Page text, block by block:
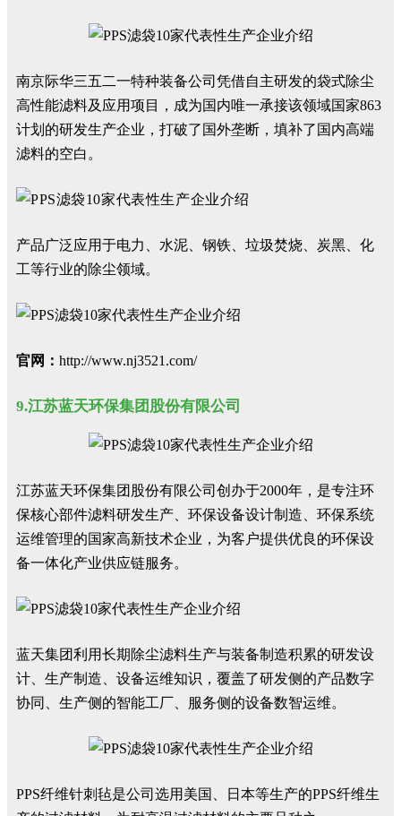
南京际华三五二一特种装备公司凭借自主研发的袋式除尘
高性能滤料及应用项目，成为国内唯一承接该领域国家863
计划的研发生产企业，打破了国外垄断，填补了国内高端
滤料的空白。
产品广泛应用于电力、水泥、钢铁、垃圾焚烧、炭黑、化
工等行业的除尘领域。
官网： http://www.nj3521.com/
9.江苏蓝天环保集团股份有限公司
江苏蓝天环保集团股份有限公司创办于2000年，是专注环
保核心部件滤料研发生产、环保设备设计制造、环保系统
运维管理的国家高新技术企业，为客户提供优良的环保设
备一体化产业供应链服务。
蓝天集团利用长期除尘滤料生产与装备制造积累的研发设
计、生产制造、设备运维知识，覆盖了研发侧的产品数字
协同、生产侧的智能工厂、服务侧的设备数智运维。
PPS纤维针刺毡是公司选用美国、日本等生产的PPS纤维生